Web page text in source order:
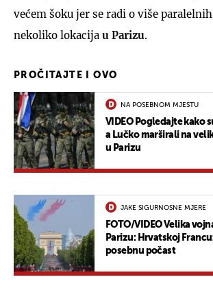
većem šoku jer se radi o više
nekoliko lokacija u Parizu.
PROČITAJTE I OVO
NA POSEBNOM MJESTU
VIDEO Pogledajte kako
a Lučko marširali na
u Parizu
JAKE SIGURNOSNE MJERE
FOTO/VIDEO Velika
Parizu: Hrvatskoj
posebnu počast